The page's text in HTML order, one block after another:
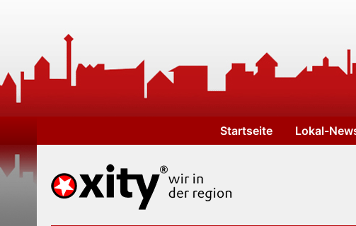
Startseite Lokal-